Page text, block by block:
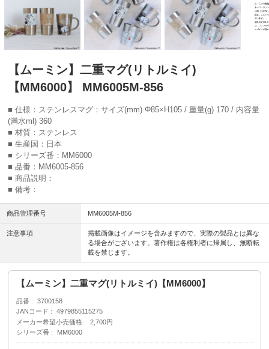
【ムーミン】二重マグ(リトルミイ)
【MM6000】 MM6005M-856
■ 仕様：ステンレスマグ：サイズ(mm) Φ85×H105 / 重量(g) 170 / 内容量
(満水ml) 360
■ 材質：ステンレス
■ 生産国：日本
■ シリーズ番：MM6000
■ 品番：MM6005-856
■ 商品説明：
■ 備考：
商品管理番号 MM6005M-856
注意事項
掲載画像はイメージを含みますので、実際の製品とは異な
る場合がございます。著作権は各権利者に帰属し、無断転
載を禁じます。
【ムーミン】二重マグ(リトルミイ)【MM6000】
品番
3700158
JANコード
4979855115275
メーカー希望小売価格
2,700円
シリーズ番
MM6000